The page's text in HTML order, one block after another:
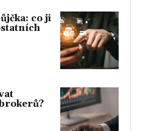
co ji